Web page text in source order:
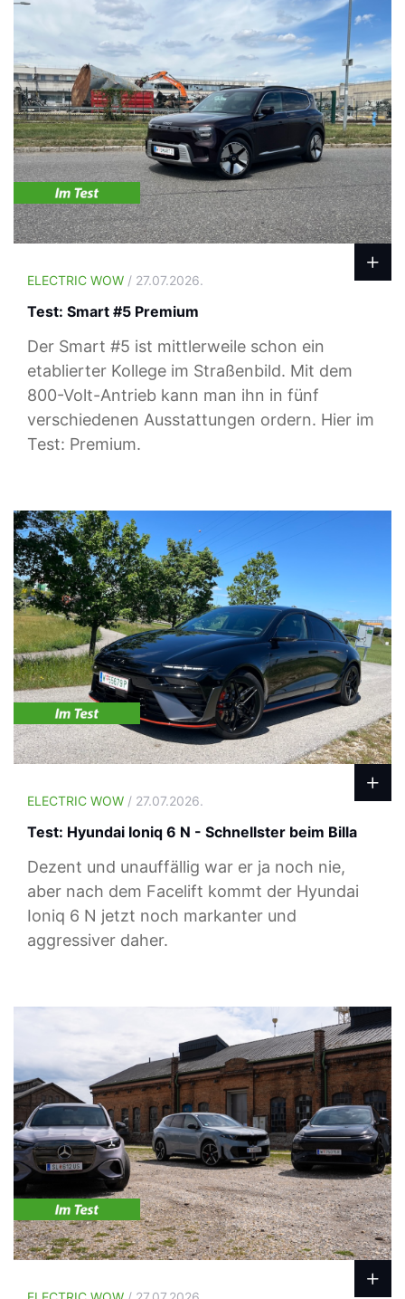
ELECTRIC WOW / 27.07.2026.
Test: Smart #5 Premium
Der Smart #5 ist mittlerweile schon ein
etablierter Kollege im Straßenbild. Mit dem
800-Volt-Antrieb kann man ihn in fünf
verschiedenen Ausstattungen ordern. Hier im
Test: Premium.
ELECTRIC WOW / 27.07.2026.
Test: Hyundai Ioniq 6 N - Schnellster beim Billa
Dezent und unauffällig war er ja noch nie,
aber nach dem Facelift kommt der Hyundai
Ioniq 6 N jetzt noch markanter und
aggressiver daher.